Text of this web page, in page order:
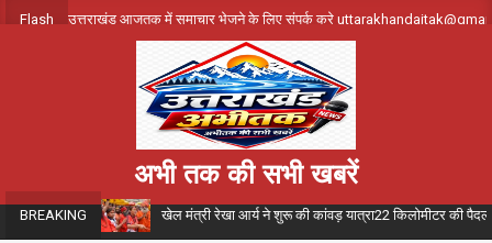
SkipFlash उत्तराखंड आजतक में समाचार भेजने के लिए संपर्क करे
अभी तक की सभी खबरें
BREAKING खेल मंत्री रेखा आर्य ने शुरू की कांवड़ यात्रा22 किलोमीटर की